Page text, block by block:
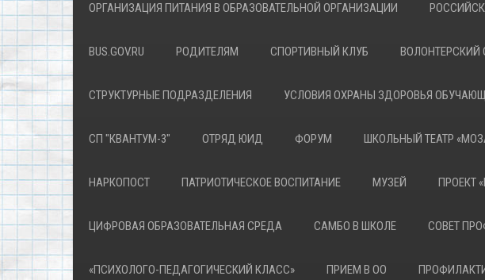
ОРГАНИЗАЦИЯ ПИТАНИЯ В ОБРАЗОВАТЕЛЬНОЙ ОРГАНИЗАЦИИ
BUS.GOV.RU РОДИТЕЛЯМ СПОРТИВНЫЙ КЛУБ ВОЛОНТЕРСКИЙ
СТРУКТУРНЫЕ ПОДРАЗДЕЛЕНИЯ УСЛОВИЯ ОХРАНЫ ЗДОРОВЬЯ
СП "КВАНТУМ-3" ОТРЯД ЮИД ФОРУМ ШКОЛЬНЫЙ ТЕАТР
НАРКОПОСТ ПАТРИОТИЧЕСКОЕ ВОСПИТАНИЕ МУЗЕЙ ПРОЕКТ
ЦИФРОВАЯ ОБРАЗОВАТЕЛЬНАЯ СРЕДА САМБО В ШКОЛЕ СОВЕТ
«ПСИХОЛОГО-ПЕДАГОГИЧЕСКИЙ КЛАСС» ПРИЕМ В ОО